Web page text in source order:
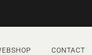
CONTACT